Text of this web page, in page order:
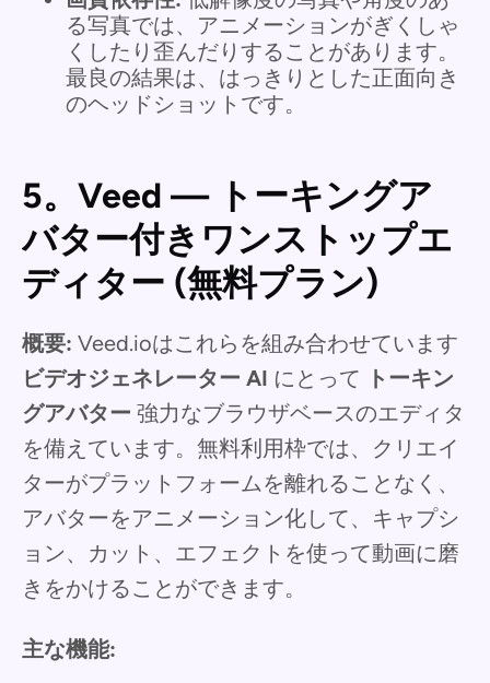
る写真では、アニメーションがぎくしゃ
くしたり歪んだりすることがあります。
最良の結果は、はっきりとした正面向き
のヘッドショットです。
5。Veed — トーキングア
バター付きワンストップエ
ディター (無料プラン)
概要: Veed.ioはこれらを組み合わせています
ビデオジェネレーター AI にとって トーキン
グアバター 強力なブラウザベースのエディタ
を備えています。無料利用枠では、クリエイ
ターがプラットフォームを離れることなく、
アバターをアニメーション化して、キャプシ
ョン、カット、エフェクトを使って動画に磨
きをかけることができます。
主な機能: